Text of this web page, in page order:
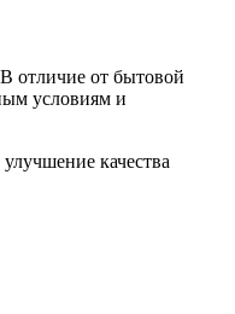
отличие от бытовой
условиям и
качества